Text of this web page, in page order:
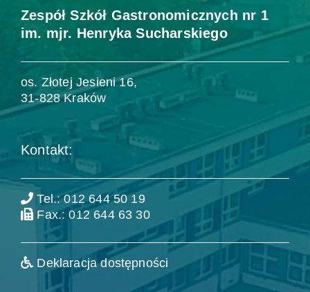
Zespół Szkół Gastronomicznych nr 1
im. mjr. Henryka Sucharskiego
os. Złotej Jesieni 16,
31-828 Kraków
Kontakt:
Tel.: 012 644 50 19
Fax.: 012 644 63 30
Deklaracja dostępności